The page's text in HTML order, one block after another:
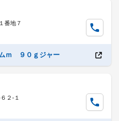
番地７
ｍ ９０ｇジャー
２-１